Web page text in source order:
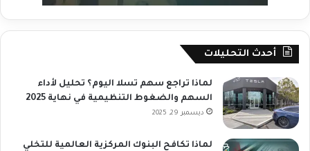
أحدث التحليلات
لماذا تراجع سهم تسلا اليوم؟ تحليل لأداء
السهم والضغوط التنظيمية في نهاية 2025
ديسمبر 29, 2025
لماذا تكافح البنوك المركزية العالمية للتخلي